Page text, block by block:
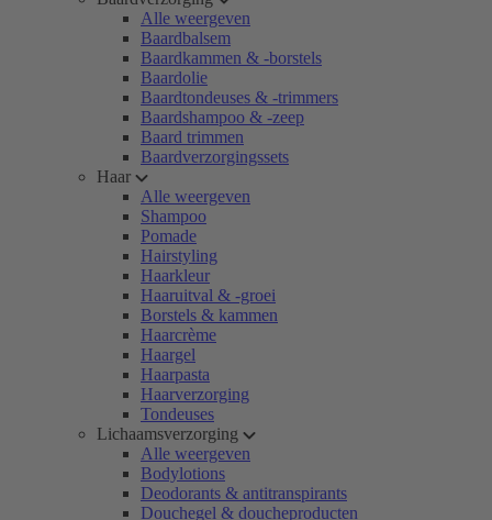
Alle weergeven
Baardbalsem
Baardkammen & -borstels
Baardolie
Baardtondeuses & -trimmers
Baardshampoo & -zeep
Baard trimmen
Baardverzorgingssets
Haar
Alle weergeven
Shampoo
Pomade
Hairstyling
Haarkleur
Haaruitval & -groei
Borstels & kammen
Haarcrème
Haargel
Haarpasta
Haarverzorging
Tondeuses
Lichaamsverzorging
Alle weergeven
Bodylotions
Deodorants & antitranspirants
Douchegel & doucheproducten